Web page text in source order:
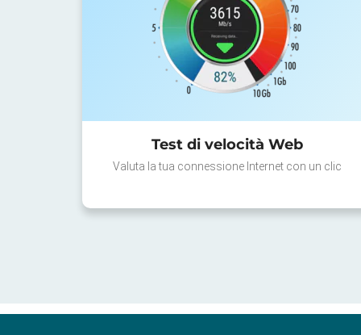
Test di velocità Web
Valuta la tua connessione Internet con un clic